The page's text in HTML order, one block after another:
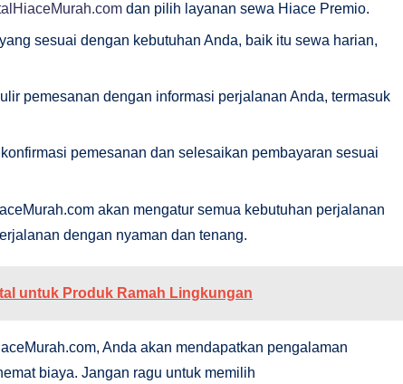
dan pilih layanan sewa Hiace Premio.
sesuai dengan kebutuhan Anda, baik itu sewa harian,
pemesanan dengan informasi perjalanan Anda, termasuk
pemesanan dan selesaikan pembayaran sesuai
akan mengatur semua kebutuhan perjalanan
dengan nyaman dan tenang.
untuk Produk Ramah Lingkungan
Anda akan mendapatkan pengalaman
biaya. Jangan ragu untuk memilih